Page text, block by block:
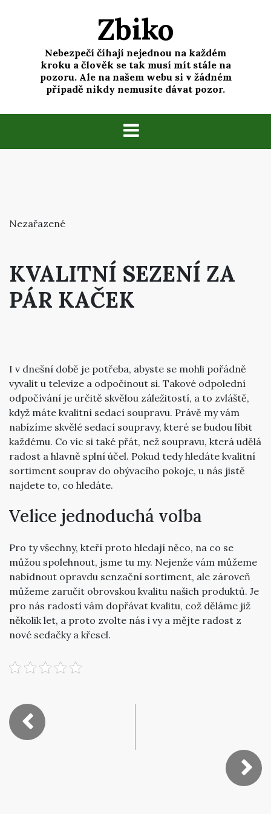
Zbiko
Nebezpečí číhají nejednou na každém
kroku a člověk se tak musí mít stále na
pozoru. Ale na našem webu si v žádném
případě nikdy nemusíte dávat pozor.
Nezařazené
KVALITNÍ SEZENÍ ZA
PÁR KAČEK
I v dnešní době je potřeba, abyste se mohli pořádně
vyvalit u televize a odpočinout si. Takové odpolední
odpočívání je určitě skvělou záležitostí, a to zvláště,
když máte kvalitní sedací soupravu. Právě my vám
nabízíme skvělé sedací soupravy, které se budou líbit
každému. Co víc si také přát, než soupravu, která udělá
radost a hlavně splní účel. Pokud tedy hledáte kvalitní
sortiment souprav do obývacího pokoje, u nás jistě
najdete to, co hledáte.
Velice jednoduchá volba
Pro ty všechny, kteří proto hledají něco, na co se
můžou spolehnout, jsme tu my. Nejenže vám můžeme
nabídnout opravdu senzační sortiment, ale zároveň
můžeme zaručit obrovskou kvalitu našich produktů. Je
pro nás radostí vám dopřávat kvalitu, což děláme již
několik let, a proto zvolte nás i vy a mějte radost z
nové sedačky a křesel.